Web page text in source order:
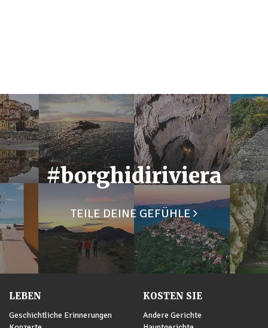
#borghidiriviera
TEILE DEINE GEFÜHLE
LEBEN
Geschichtliche Erinnerungen
KOSTEN SIE
Andere Gerichte